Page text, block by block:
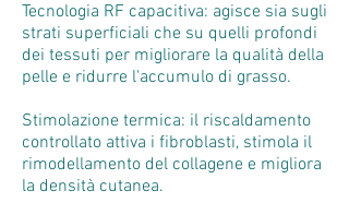
Tecnologia RF capacitiva: agisce sia sugli
strati superficiali che su quelli profondi
dei tessuti per migliorare la qualità della
pelle e ridurre l'accumulo di grasso.
Stimolazione termica: il riscaldamento
controllato attiva i fibroblasti, stimola il
rimodellamento del collagene e migliora
la densità cutanea.